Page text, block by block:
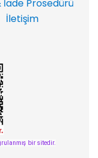
İade Prosedürü
İletişim
bir sitedir.